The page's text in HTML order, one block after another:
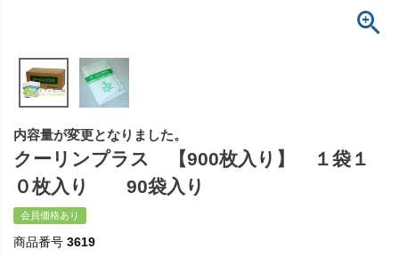
内容量が変更となりました。
クーリンプラス 【900枚入り】 １袋１
０枚入り 90袋入り
会員価格あり
商品番号 3619